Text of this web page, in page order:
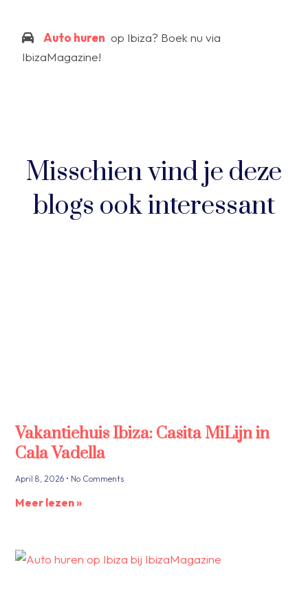
Auto huren op Ibiza? Boek nu via
IbizaMagazine!
Misschien vind je deze
blogs ook interessant
Vakantiehuis Ibiza: Casita MiLijn in
Cala Vadella
April 8, 2026 No Comments
Meer lezen »